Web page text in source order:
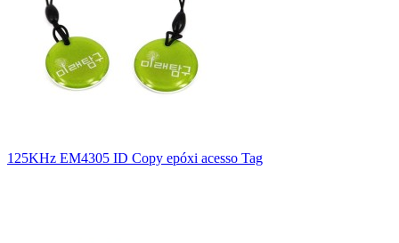
125KHz EM4305 ID Copy epóxi acesso Tag